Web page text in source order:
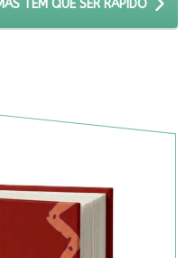
TEM QUE SER RÁPIDO